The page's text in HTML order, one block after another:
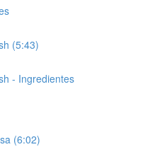
(5:43)
- Ingredientes
(6:02)